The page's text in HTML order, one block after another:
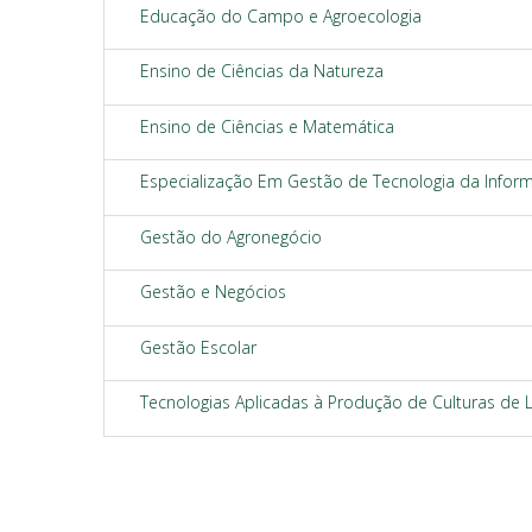
Educação do Campo e Agroecologia
Ensino de Ciências da Natureza
Ensino de Ciências e Matemática
Especialização Em Gestão de Tecnologia da
Gestão do Agronegócio
Gestão e Negócios
Gestão Escolar
Tecnologias Aplicadas à Produção de Culturas de